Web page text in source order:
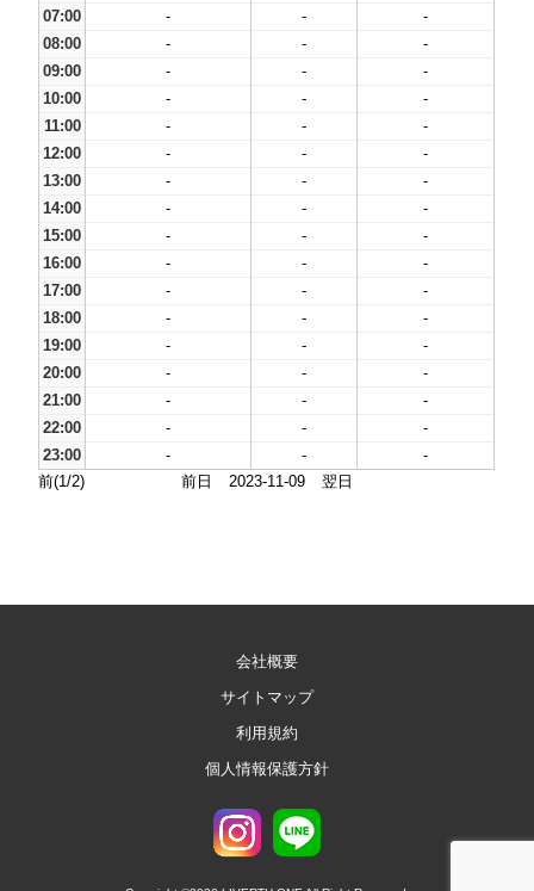
07:00
- -
-
08:00
- -
-
09:00
- -
-
10:00
- -
-
11:00
- -
-
12:00
- -
-
13:00
- -
-
14:00
- -
-
15:00
- -
-
16:00
- -
-
17:00
- -
-
18:00
- -
-
19:00
- -
-
20:00
- -
-
21:00
- -
-
22:00
- -
-
23:00
- -
-
前(1/2)
前日 2023-11-09 翌日
会社概要
サイトマップ
利用規約
個人情報保護方針